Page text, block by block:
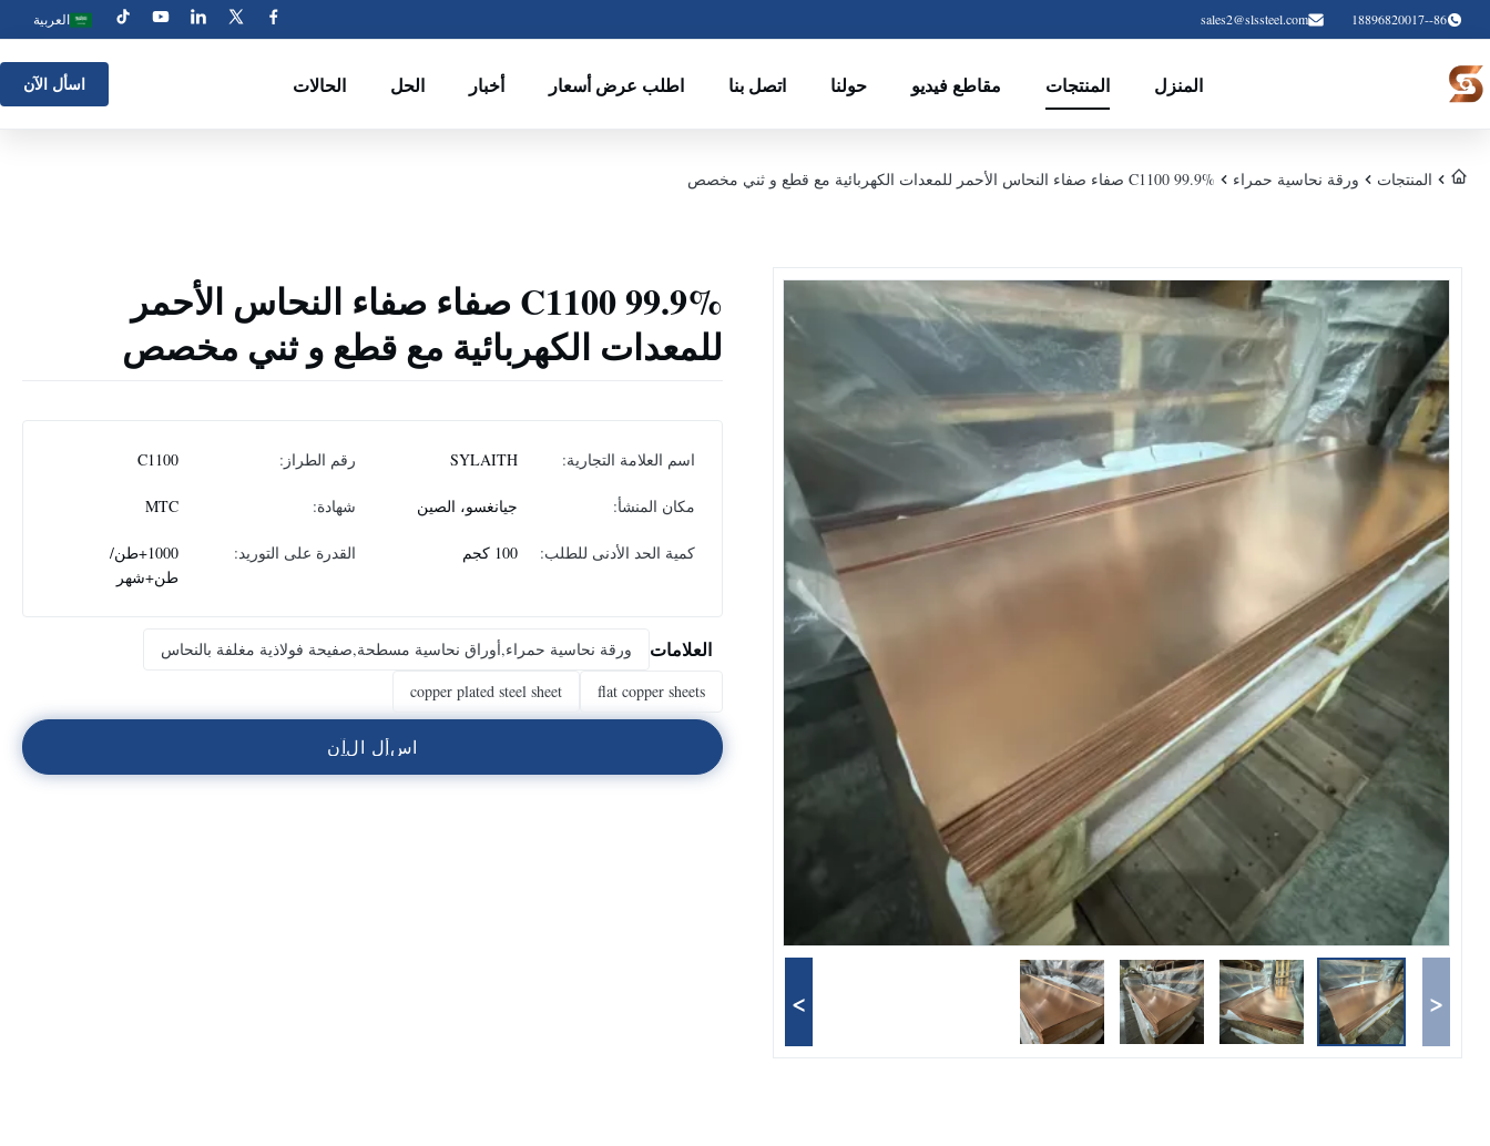
86--18896820017
sales2@slssteel.com العربية
المنزل المنتجات مقاطع فيديو حولنا اتصل بنا اطلب عرض أسعار أخبار الحل الحالات اسأل الآن
المنتجات ورقة نحاسية حمراء C1100 99.9% صفاء صفاء النحاس الأحمر للمعدات الكهربائية مع قطع و ثني مخصص
<
>
C1100 99.9% صفاء صفاء النحاس الأحمر
للمعدات الكهربائية مع قطع و ثني مخصص
اسم العلامة التجارية: SYLAITH رقم الطراز: C1100
مكان المنشأ: جيانغسو، الصين شهادة: MTC
كمية الحد الأدنى للطلب: 100 كجم القدرة على التوريد:
1000+طن/
طن+شهر
العلامات
ورقة نحاسية حمراء,أوراق نحاسية مسطحة,صفيحة فولاذية مغلفة بالنحاس
flat copper sheets
copper plated steel sheet
اسأل الآن